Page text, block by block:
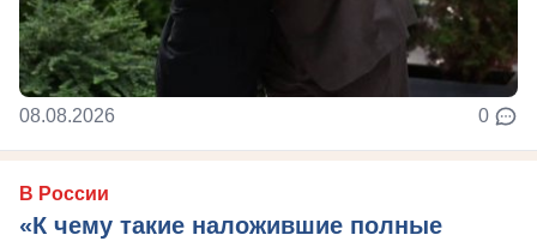
08.08.2026 0
В России
«К чему такие наложившие полные